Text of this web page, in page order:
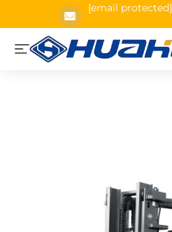
[email protected]